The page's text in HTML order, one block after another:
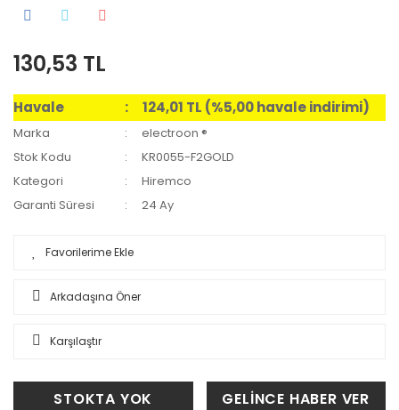
130,53 TL
Havale 124,01 TL (%5,00 havale indirimi)
Marka
electroon ®
Stok Kodu
KR0055-F2GOLD
Kategori
Hiremco
Garanti Süresi
24 Ay
Arkadaşına Öner
Karşılaştır
STOKTA YOK GELİNCE HABER VER